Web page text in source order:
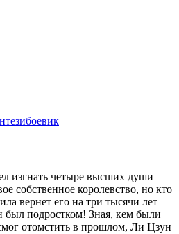
боевик
изгнать четыре высших души
собственное королевство, но кто
вернет его на три тысячи лет
был подростком! Зная, кем были
отомстить в прошлом, Ли Цзун